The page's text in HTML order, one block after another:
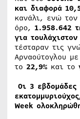
και διαφορά
κανάλι, ενώ
όρο, 1.958.642
για τουλάχιστον
τέσταραν τις
Αρναούτογλου
το 22,9% και το
Οι 3 εβδομάδες
Week